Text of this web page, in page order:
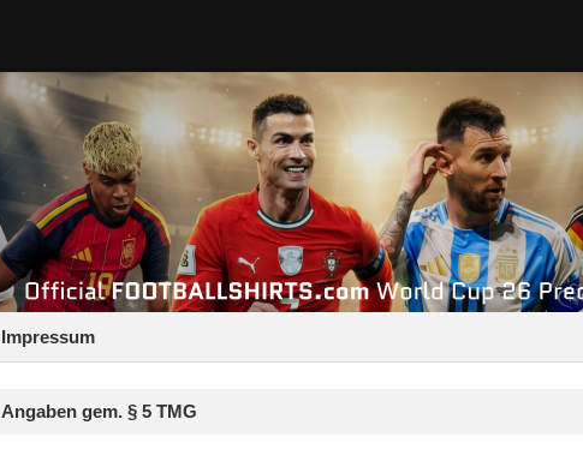
Impressum
Angaben gem. § 5 TMG